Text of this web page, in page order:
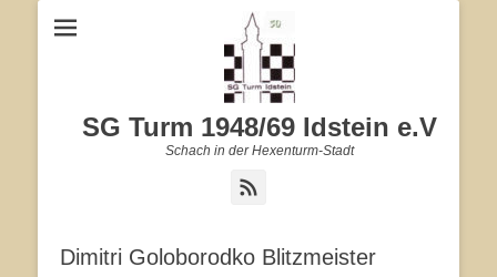
SG Turm 1948/69 Idstein e.V
Schach in der Hexenturm-Stadt
Dimitri Goloborodko Blitzmeister